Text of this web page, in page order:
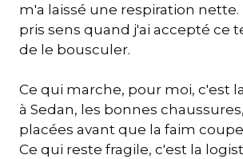
m'a laissé une respiration nette.
pris sens quand j'ai accepté ce
de le bousculer.
Ce qui marche, pour moi, c'est
à Sedan, les bonnes
placées avant que la faim
Ce qui reste fragile, c'est la